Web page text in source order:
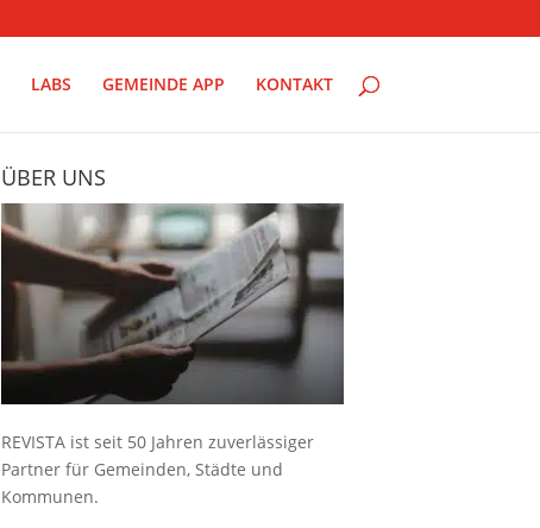
LABS GEMEINDE APP KONTAKT
ÜBER UNS
REVISTA ist seit 50 Jahren zuverlässiger
Partner für Gemeinden, Städte und
Kommunen.